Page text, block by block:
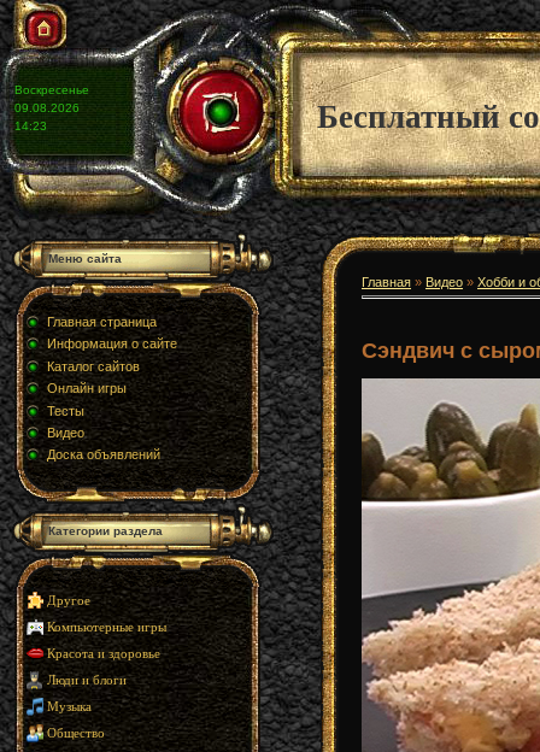
Воскресенье
09.08.2026
14:23
Бесплатный
Меню сайта
Главная страница
Информация о сайте
Каталог сайтов
Онлайн игры
Тесты
Видео
Доска объявлений
Категории раздела
Другое
Компьютерные игры
Красота и здоровье
Люди и блоги
Музыка
Общество
Главная » Видео » Хобби и
Сэндвич с